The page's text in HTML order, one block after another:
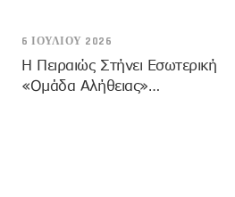
6 ΙΟΥΛΊΟΥ 2026
Η Πειραιώς Στήνει Εσωτερική
«Ομάδα Αλήθειας»…